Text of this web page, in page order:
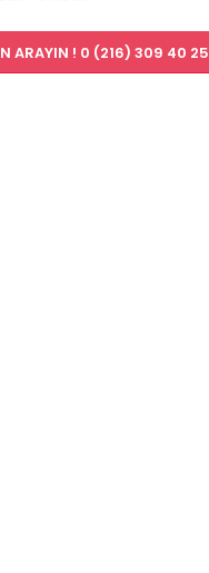
ARAYIN ! 0 (216) 309 40 25